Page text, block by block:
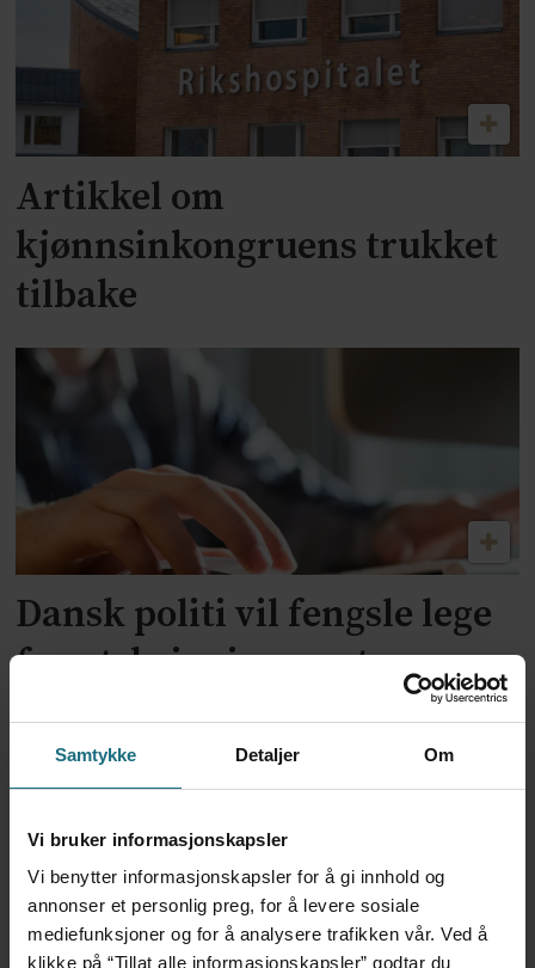
Samtykke Detaljer Om
Vi bruker informasjonskapsler
Vi benytter informasjonskapsler for å gi innhold og
annonser et personlig preg, for å levere sosiale
mediefunksjoner og for å analysere trafikken vår. Ved å
klikke på “Tillat alle informasjonskapsler” godtar du
Artikkel om
kjønnsinkongruens trukket
tilbake
Dansk politi vil fengsle lege
for utskrivning av store
mengder Ozempic